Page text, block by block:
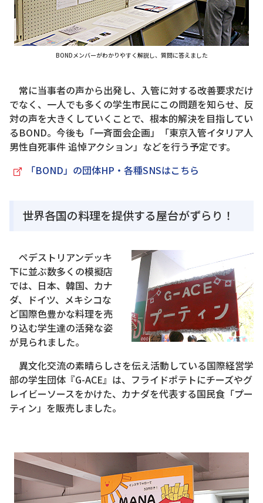
BONDメンバーがわかりやすく解説し、質問に答えました
常に当事者の声から出発し、入管に対する改善要求だけ
でなく、一人でも多くの学生市民にこの問題を知らせ、反
対の声を大きくしていくことで、根本的解決を目指してい
るBOND。今後も「一斉面会企画」「東京入管イタリア人
男性自死事件 追悼アクション」などを行う予定です。
「BOND」の団体HP・各種SNSはこちら
世界各国の料理を提供する屋台がずらり！
ペデストリアンデッキ
下に並ぶ数多くの模擬店
では、日本、韓国、カナ
ダ、ドイツ、メキシコな
ど国際色豊かな料理を売
り込む学生達の活発な姿
が見られました。
異文化交流の素晴らしさを伝え活動している国際経営学
部の学生団体『G-ACE』は、フライドポテトにチーズやグ
レイビーソースをかけた、カナダを代表する国民食「プー
ティン」を販売しました。